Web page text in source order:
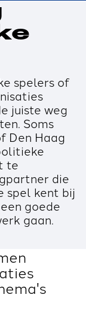
spelers of
juiste weg
Soms
Den Haag
te
die
spel kent bij
goede
gaan.